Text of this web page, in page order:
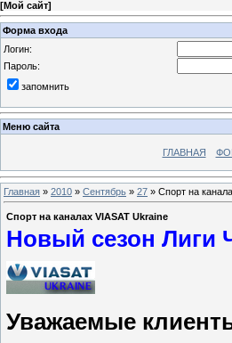
[Мой сайт]
Форма входа
Логин:
Пароль:
запомнить
Меню сайта
ГЛАВНАЯ
Главная » 2010 » Сентябрь » 27 » Спорт на
Спорт на каналах VIASAT Ukraine
Новый сезон Лиги
Уважаемые